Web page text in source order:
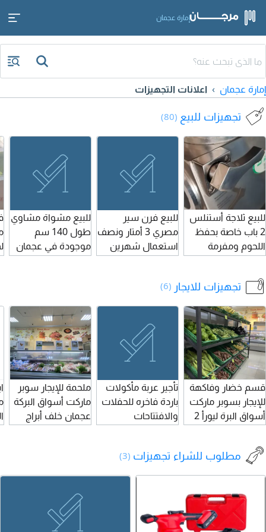
إمارة عجمان
إمارة عجمان اعلانات التجهيزات
تجهيزات للبيع (80)
للبيع ثلاجة أستنلس
2 باب خاصة بحفظ
اللحوم ومفرمة
إيطالي 32 مقاسها
للبيع فرن سير
مصري 3 أمتار ونصف
استعمال شهرين
للبيع مشواة مشاوي
طول 140 سم
موجودة في عجمان
النعيمية 3
تجهيزات للايجار (6)
قسم خضار وفاكهة
للإيجار بسوبر ماركت
أسواق البرة ليورأ 2
يوجد بالمحل قسم
أجبان ولحوم
ومحمصة وبضاعة
أسرع وقت ممكن
لحفاض ع العملاء
تأجير عربة مأكولات
باردة فاخره للحفلات
والافتتاحات
مرة تخلي ضيوفك
يعيشوا تجربة جديدة
ملحمة للإيجار سوبر
ماركت أسواق البركة
عجمان خلف أبراج
مطلوب للشراء تجهيزات (3)